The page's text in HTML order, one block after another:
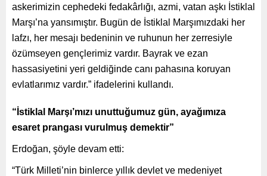
askerimizin cephedeki fedakârlığı, azmi, vatan aşkı İstiklal
Marşı’na yansımıştır. Bugün de İstiklal Marşımızdaki her
lafzı, her mesajı bedeninin ve ruhunun her zerresiyle
özümseyen gençlerimiz vardır. Bayrak ve ezan
hassasiyetini yeri geldiğinde canı pahasına koruyan
evlatlarımız vardır.” ifadelerini kullandı.
“İstiklal Marşı’mızı unuttuğumuz gün, ayağımıza
esaret prangası vurulmuş demektir”
Erdoğan, şöyle devam etti:
“Türk Milleti’nin binlerce yıllık devlet ve medeniyet